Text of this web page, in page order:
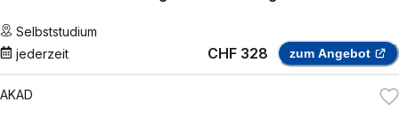
Selbststudium
jederzeit
CHF 328 zum Angebot
AKAD